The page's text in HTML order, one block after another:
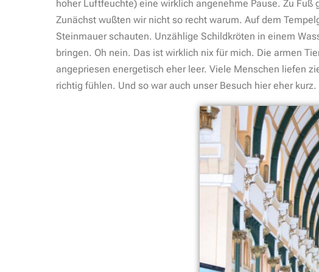
hoher Luftfeuchte) eine wirklich angenehme Pause. Zu
Zunächst wußten wir nicht so recht warum. Auf dem
Steinmauer schauten. Unzählige Schildkröten in einem
bringen. Oh nein. Das ist wirklich nix für mich. Die armen
angepriesen energetisch eher leer. Viele Menschen liefen
richtig fühlen. Und so war auch unser Besuch hier eher kurz.